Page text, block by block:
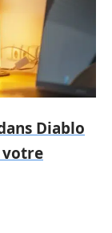
Diablo
votre